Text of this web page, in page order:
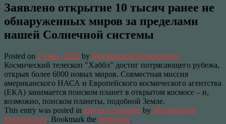
Заявлено открытие 10 тысяч ранее не
обнаруженных миров за пределами
нашей Солнечной системы
Posted on 23 мая, 2026 by Московский Комсомолец
Космический телескоп "Хаббл" достиг потрясающего рубежа,
открыв более 6000 новых миров. Совместная миссия
американского НАСА и Европейского космического агентства
(ЕКА) занимается поиском планет в открытом космосе – и,
возможно, поиском планеты, подобной Земле.
This entry was posted in Наука и техника by Московский
Комсомолец. Bookmark the permalink.